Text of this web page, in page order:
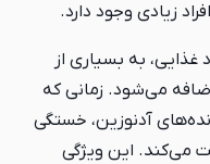
افراد زیادی وجود دارد.
به بسیاری از
می‌شود. زمانی که
آدنوزین، خستگی
می‌کند. این ویژگی